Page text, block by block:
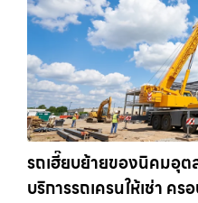
รถเฮี๊ยบย้ายของนิคมอุ
บริการรถเครนให้เช่า ค